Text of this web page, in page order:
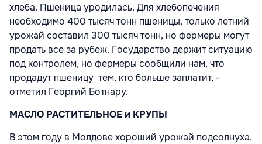
хлеба. Пшеница уродилась. Для хлебопечения
необходимо 400 тысяч тонн пшеницы, только летний
урожай составил 300 тысяч тонн, но фермеры могут
продать все за рубеж. Государство держит ситуацию
под контролем, но фермеры сообщили нам, что
продадут пшеницу тем, кто больше заплатит, -
отметил Георгий Ботнару.
МАСЛО РАСТИТЕЛЬНОЕ и КРУПЫ
В этом году в Молдове хороший урожай подсолнуха.